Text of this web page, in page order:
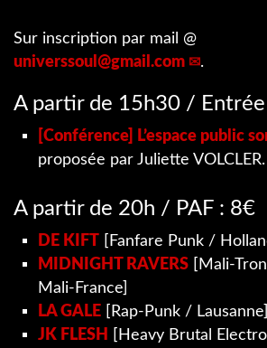
Sur inscription par mail @
universsoul @gmail.com .
A partir de 15h30 /
[Conférence] L’espace public
proposée par Juliette VOLCLER.
A partir de 20h / PAF : 8€
DE KIFT [Fanfare Punk /
MIDNIGHT RAVERS [Mali-
Mali-France]
LA GALE [Rap-Punk / Lausanne]
JK FLESH
[Heavy Brutal